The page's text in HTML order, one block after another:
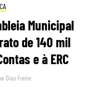
Municipal
de 140 mil
e à ERC
Dias Freire